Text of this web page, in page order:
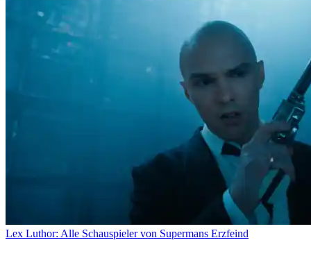
Lex Luthor: Alle Schauspieler von Supermans Erzfeind